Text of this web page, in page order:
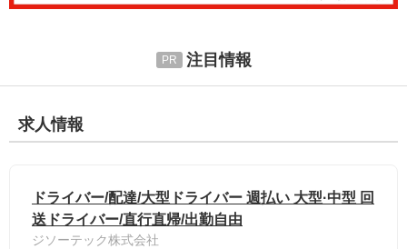
注目情報
求人情報
ドライバー/配達/大型ドライバー 週払い 大型·中型 回
送ドライバー/直行直帰/出勤自由
ジソーテック株式会社